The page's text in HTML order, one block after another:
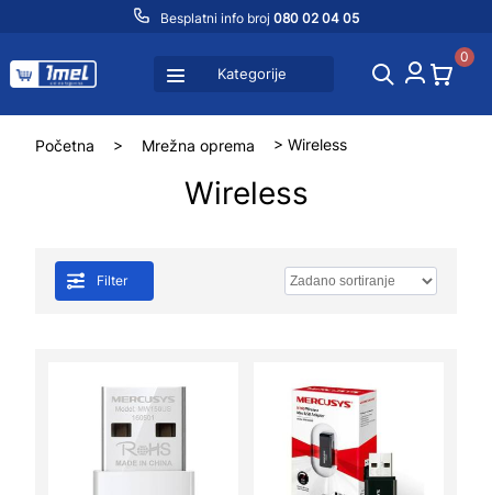
Besplatni info broj 080 02 04 05
Kategorije
0
Početna > Mrežna oprema > Wireless
Wireless
Filter